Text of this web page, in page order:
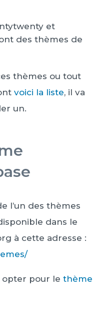
et
des thèmes de
thèmes ou tout
voici la liste, il va
un.
l’un des thèmes
dans le
à cette adresse :
opter pour le thème